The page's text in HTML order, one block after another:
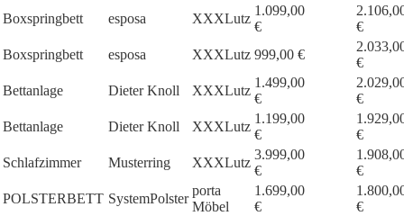
Boxspringbett
esposa XXXLutz
1.099,00
€
€
Boxspringbett
esposa XXXLutz 999,00 €
€
Bettanlage
Dieter Knoll XXXLutz
1.499,00
€
€
Bettanlage
Dieter Knoll XXXLutz
1.199,00
€
€
Schlafzimmer
Musterring XXXLutz
3.999,00
€
€
POLSTERBETT SystemPolster
porta
Möbel
1.699,00
€
€